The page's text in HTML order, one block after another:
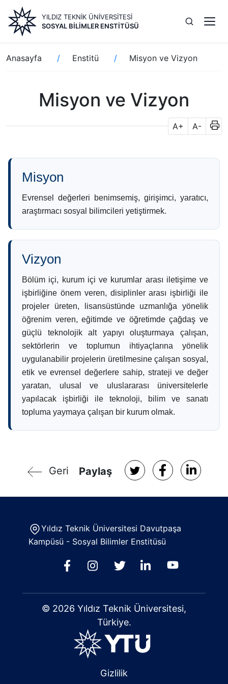
içeriğe
atla
YILDIZ TEKNİK ÜNİVERSİTESİ
SOSYAL BILIMLER ENSTITÜSÜ
Sayfa
yolu
Anasayfa Enstitü Misyon ve Vizyon
Misyon ve Vizyon
A+ A-
Misyon
Evrensel değerleri benimsemiş, girişimci, yaratıcı,
araştırmacı sosyal bilimcileri yetiştirmek.
Vizyon
Bölüm içi, kurum içi ve kurumlar arası iletişime ve
işbirliğine önem veren, disiplinler arası işbirliği ile
projeler üreten, lisansüstünde uzmanlığa yönelik
öğrenim veren, eğitimde ve öğretimde çağdaş ve
güçlü teknolojik alt yapıyı oluşturmaya çalışan,
sektörlerin ve toplumun ihtiyaçlarına yönelik
uygulanabilir projelerin üretilmesine çalışan sosyal,
etik ve evrensel değerlere sahip, strateji ve değer
yaratan, ulusal ve uluslararası üniversitelerle
yapılacak işbirliği ile teknoloji, bilim ve sanatı
topluma yaymaya çalışan bir kurum olmak.
Geri Paylaş
Yıldız Teknik Üniversitesi Davutpaşa
Kampüsü - Sosyal Bilimler Enstitüsü
© 2026 Yıldız Teknik Üniversitesi,
Türkiye.
Gizlilik